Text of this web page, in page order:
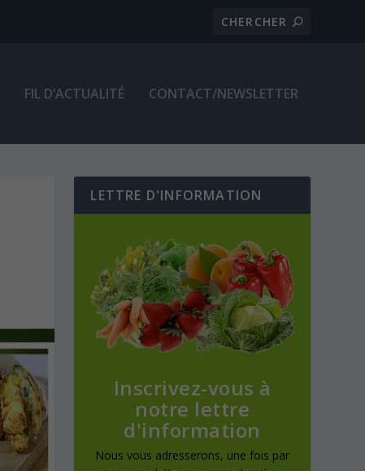
FIL D’ACTUALITÉ CONTACT/NEWSLETTER
LETTRE D'INFORMATION
Inscrivez-vous à
notre lettre
d'information
Nous vous adresserons, une fois par